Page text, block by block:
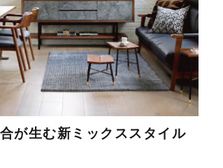
が生む新ミックススタイル